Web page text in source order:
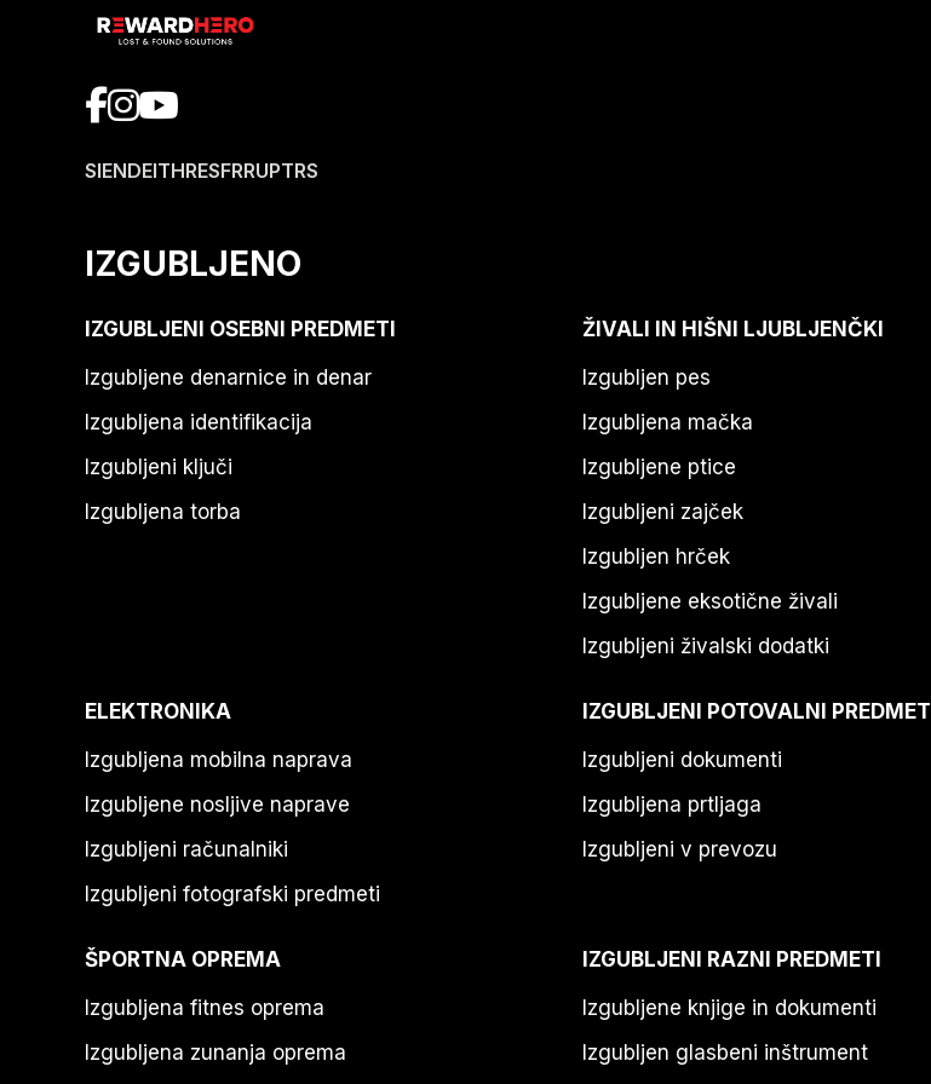
SIENDEITHRESFRRUPTRS
IZGUBLJENO
IZGUBLJENI OSEBNI PREDMETI
Izgubljene denarnice in denar
Izgubljena identifikacija
Izgubljeni ključi
Izgubljena torba
ŽIVALI IN HIŠNI LJUBLJENČKI
Izgubljen pes
Izgubljena mačka
Izgubljene ptice
Izgubljeni zajček
Izgubljen hrček
Izgubljene eksotične živali
Izgubljeni živalski dodatki
ELEKTRONIKA
Izgubljena mobilna naprava
Izgubljene nosljive naprave
Izgubljeni računalniki
Izgubljeni fotografski predmeti
IZGUBLJENI POTOVALNI PREDMETI
Izgubljeni dokumenti
Izgubljena prtljaga
Izgubljeni v prevozu
ŠPORTNA OPREMA
Izgubljena fitnes oprema
Izgubljena zunanja oprema
IZGUBLJENI RAZNI PREDMETI
Izgubljene knjige in dokumenti
Izgubljen glasbeni inštrument